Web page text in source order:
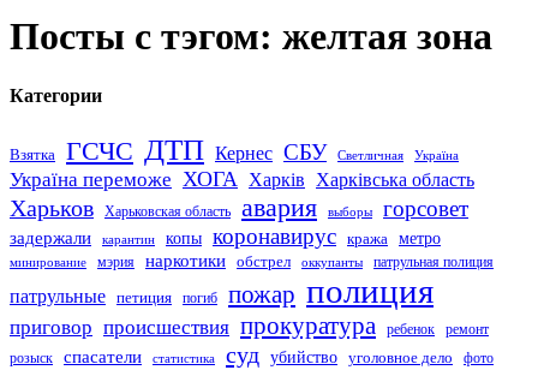
Посты с тэгом: желтая зона
Категории
Взятка ГСЧС ДТП Кернес СБУ Светличная Україна
Україна переможе ХОГА Харків Харківська область
Харьков Харьковская область авария выборы горсовет
задержали карантин копы коронавирус кража метро
минирование мэрия наркотики обстрел оккупанты патрульная полиция
патрульные петиция погиб пожар полиция
приговор происшествия прокуратура ребенок
ремонт
розыск
спасатели статистика суд убийство уголовное дело фото